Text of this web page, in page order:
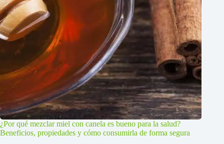
¿Por qué mezclar miel con canela es bueno para la salud?
Beneficios, propiedades y cómo consumirla de forma segura